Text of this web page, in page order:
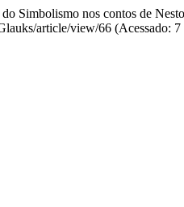
do Simbolismo nos contos de
article/view/66 (Acessado: 7